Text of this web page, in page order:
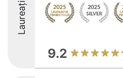
Laureați
9.2